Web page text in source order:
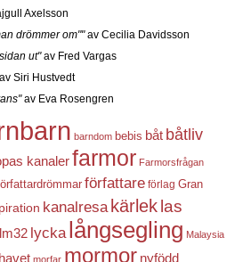
Axelsson
drömmer om""av Cecilia Davidsson
ut"av Fred Vargas
Siri Hustvedt
av Eva Rosengren
barndom bebis båt båtliv
kanalerfarmor Farmorsfrågan
författare förlag Gran
kanalresa kärlek las
lm32 lycka långsegling Malaysia
morfar mormor nyfödd